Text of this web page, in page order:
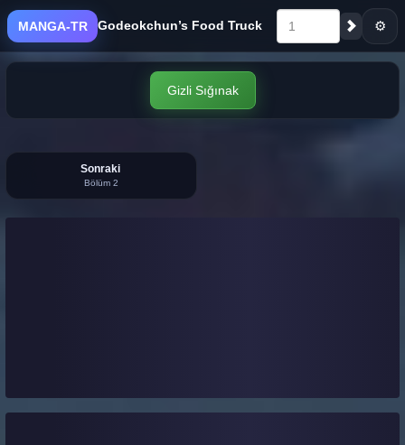
MANGA-TR Godeokchun’s Food Truck 1 ⚙
Gizli Sığınak
Sonraki
Bölüm 2